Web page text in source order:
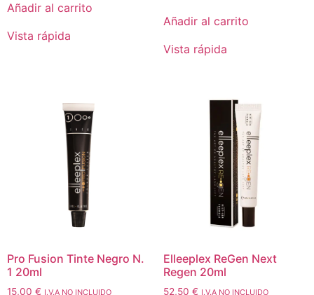
Añadir al carrito
Vista rápida
Añadir al carrito
Vista rápida
Pro Fusion Tinte Negro N.
1 20ml
15,00 € I.V.A NO INCLUIDO
Elleeplex ReGen Next
Regen 20ml
52,50 € I.V.A NO INCLUIDO